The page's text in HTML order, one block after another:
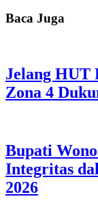
Baca Juga
Jelang HUT
Zona 4
Bupati
Integritas
2026